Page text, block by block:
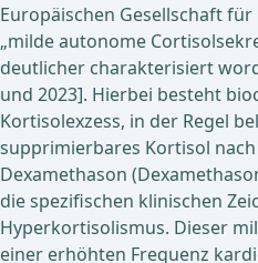
Europäischen Gesellschaft
„milde autonome
deutlicher charakterisiert
und 2023]. Hierbei besteht
Kortisolexzess, in der Regel
supprimierbares Kortisol
Dexamethason
die spezifischen klinischen
Hyperkortisolismus. Dieser
einer erhöhten Frequenz